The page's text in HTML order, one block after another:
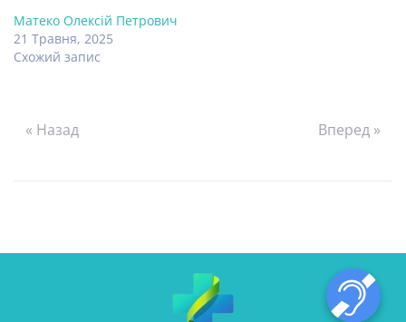
Матеко Олексій Петрович
21 Травня, 2025
Схожий запис
« Назад Вперед »